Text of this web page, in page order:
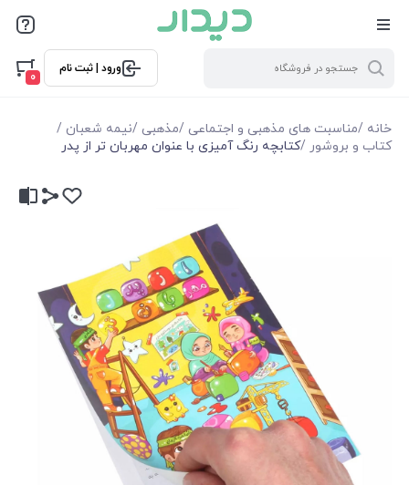
ورود | ثبت نام
0
خانه /مناسبت های مذهبی و اجتماعی /مذهبی /نیمه شعبان /
کتاب و بروشور /کتابچه رنگ آمیزی با عنوان مهربان تر از پدر